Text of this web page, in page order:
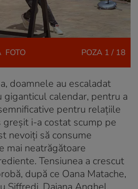
FOTO POZA 1 / 18
doamnele au escaladat
giganticul calendar, pentru a
pentru relațiile
greșit i-a costat scump pe
nevoiți să consume
mai neatrăgătoare
Tensiunea a crescut
după ce Oana Matache,